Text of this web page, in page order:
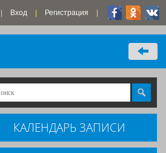
Вход Регистрация
КАЛЕНДАРЬ ЗАПИСИ